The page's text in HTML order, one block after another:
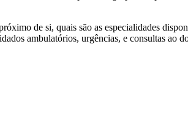
de si, quais são as especialidades
ambulatórios, urgências, e consultas ao